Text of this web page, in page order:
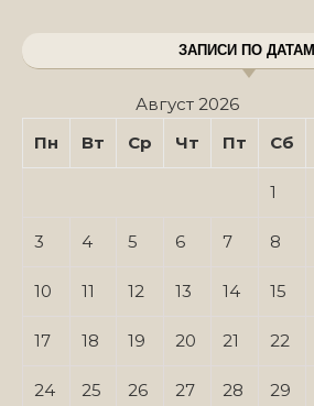
ЗАПИСИ ПО ДАТАМ
Август 2026
Пн
Вт Ср Чт Пт Сб
1
3 4 5 6 7 8
10 11 12 13 14 15
17 18 19 20 21 22
24 25 26 27 28 29